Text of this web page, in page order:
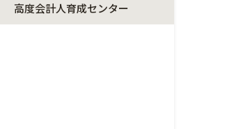
高度会計人育成センター